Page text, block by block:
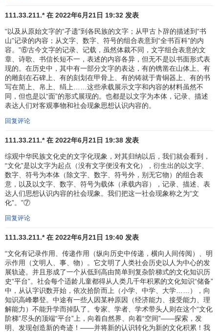
111.33.211.* 在 2022年6月21日 19:32 发表
“以及从原始文字的“孑遗”到各民族的文字；从甲古卜辞的描述到“书
山”记录的内容；从文字、数字、符号的组合表意到“全书百科”的内
容。”⑥古今文字的记录、记载，虽然体裁不同，文字组合表意的文
章、诗歌、书信长短不一，表述的内容各异，但无不是以书面形式表
现的。在历史中，其中有一部分文字的表达，有的镌凿在山体上、有
的雕刻在石碑上、有的刻划在甲骨上、有的铸就于青铜器上、有的书
写在简上、帛上、绢上……这些承载展示文字和内容的材料虽然不
同，但也是以“面”的形式展现的。也都是以文字为本体，记录、描述
表达人们对客观事物和社会现象思想认识内容的。
回复评论
111.33.211.* 在 2022年6月21日 19:38 发表
综观中华民族文化史的文字化现象，对其归纳以后，我们就会看到，
“文化”是以文字为起点（没有文字便没有文化），衍生出的以文字、
数字、符号为本体（除文字、数字、符号外，别无它物）的组合表
意，以及以文字、数字、符号为载体（承载内容），记录、描述、表
达人们思想认识内容的社会现象。我们把这一社会现象称之为“文
化”。”⑦
回复评论
111.33.211.* 在 2022年6月21日 19:40 发表
“文化有记录作用、传递作用（纵向历史中传递，横向人间传阅）、明
示作用（文明人、事、物）。它文明了人类社会历史以人为中心的发
展轨迹。并且形成了一个从低到高由简单到复杂阶梯式的文化知识历
史“平台”。社会每个适龄儿童都得从人类几千年积累的文化知识“储备”
中，从认字识数开始，依次拾阶而上（小学、中学、大学……），向
知识高峰攀登。中途有一些人因某种原因（经济能力、接受能力、理
解能力）不能升学而掉队了。专家、学者、学术带头人则在这个“文化
阶梯”尽头的顶端“平台”上，向着自然界、向着“空间”——探索，发
明、发现创造新的奇迹！——并将新的认识转化为新的文化积累！我